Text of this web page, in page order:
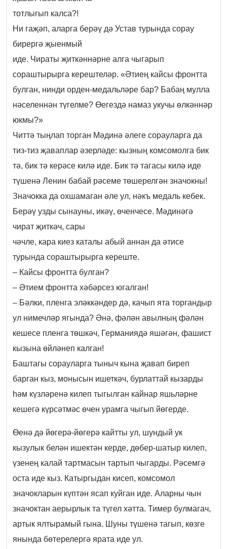
тотлыгып калса?!
Ни гаҗәп, аларга берәү дә Устав турында сорау
бирергә җыенмый
иде. Чираты җиткәннәрне алга чыгарып
сораштырырга керештеләр. «Әтиең кайсы фронтта
булган, нинди орден-медальләре бар? Бабаң мулла
нәселеннән түгелме? Өегездә намаз укучы өлкәннәр
юкмы?»
Читтә тыңлап торган Мәдинә әлеге сорауларга да
тиз-тиз җаваплар әзерләде: кызның комсомолга бик
тә, бик тә керәсе килә иде. Бик тә тагасы килә иде
түшенә Ленин бабай рәсеме төшерелгән значокны!
Значокка да охшамаган әле ул, нәкъ медаль кебек.
Берәү узды сынауны, икәү, өченчесе. Мәдинәгә
чират җиткәч, сары
чәчле, кара киез каталы абый аннан да әтисе
турында сораштырырга кереште.
– Кайсы фронтта булган?
– Әтием фронтта хәбәрсез югалган!
– Бәлки, пленга эләккәндер дә, качып ята торгандыр
ул нимечләр ягында? Әнә, фәлән авылның фәлән
кешесе пленга төшкәч, Германиядә яшәгән, фашист
кызына өйләнеп калган!
Баштагы сорауларга тыныч кына җавап биреп
барган кыз, монысын ишеткәч, бурлаттай кызарды
һәм күзләренә килеп тыгылган кайнар яшьләрне
кешегә күрсәтмәс өчен урамга чыгып йөгерде.
Өенә дә йөгерә-йөгерә кайтты ул, шундый ук
кызулык белән ишектән керде, дөбер-шатыр килеп,
үзенең калай тартмасын тартып чыгарды. Рәсемгә
оста иде кыз. Катыргыдан кисеп, комсомол
значокларын күптән ясап куйган иде. Аларны чын
значоктан аерырлык та түгел хәтта. Тимер булмагач,
артык ялтырамый гына. Шуны түшенә тагып, көзге
янында бөтерелергә ярата иде ул.